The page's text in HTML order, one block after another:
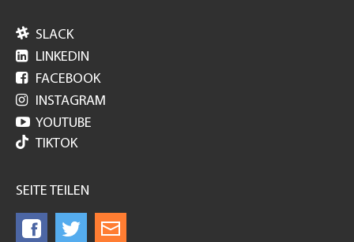
 SLACK
 LINKEDIN
 FACEBOOK
 INSTAGRAM
 YOUTUBE
TIKTOK
SEITE TEILEN